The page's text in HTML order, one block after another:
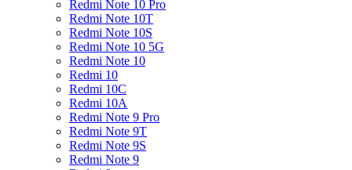
Redmi Note 10 Pro
Redmi Note 10T
Redmi Note 10S
Redmi Note 10 5G
Redmi Note 10
Redmi 10
Redmi 10C
Redmi 10A
Redmi Note 9 Pro
Redmi Note 9T
Redmi Note 9S
Redmi Note 9